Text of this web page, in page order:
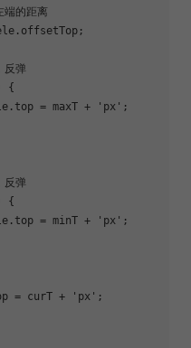
端的距离
反弹
{
= maxT + 'px' ;
反弹
{
= minT + 'px' ;
= curT + 'px' ;